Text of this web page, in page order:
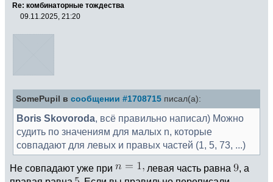
Re: комбинаторные тождества
09.11.2025, 21:20
SomePupil в сообщении #1708715 писал(а):
Boris Skovoroda, всё правильно написал) Можно
судить по значениям для малых n, которые
совпадают для левых и правых частей (1, 5, 73, ...)
Не совпадают уже при левая часть равна
, а